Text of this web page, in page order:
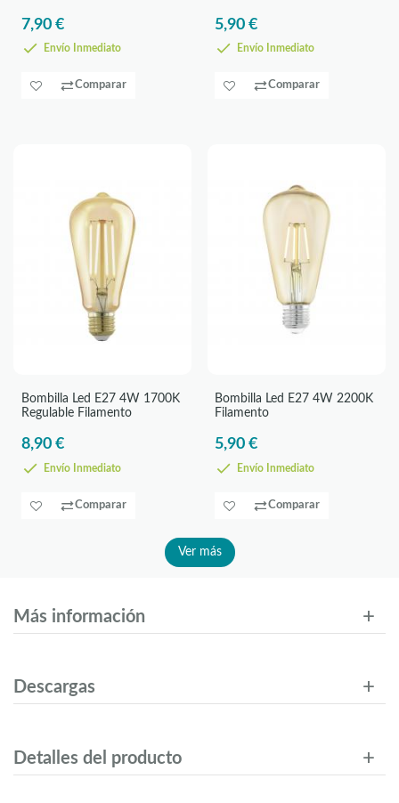
7,90 €
Envío Inmediato
Comparar
5,90 €
Envío Inmediato
Comparar
Bombilla Led E27 4W 1700K
Regulable Filamento
8,90 €
Envío Inmediato
Comparar
Bombilla Led E27 4W 2200K
Filamento
5,90 €
Envío Inmediato
Comparar
Ver más
Más información
Descargas
Detalles del producto